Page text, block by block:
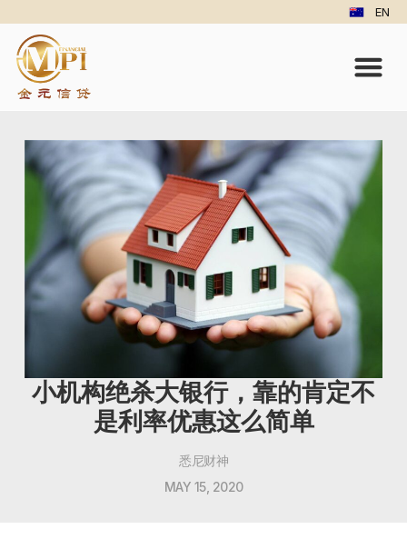
EN
小机构绝杀大银行，靠的肯定不
是利率优惠这么简单
悉尼财神
MAY 15, 2020